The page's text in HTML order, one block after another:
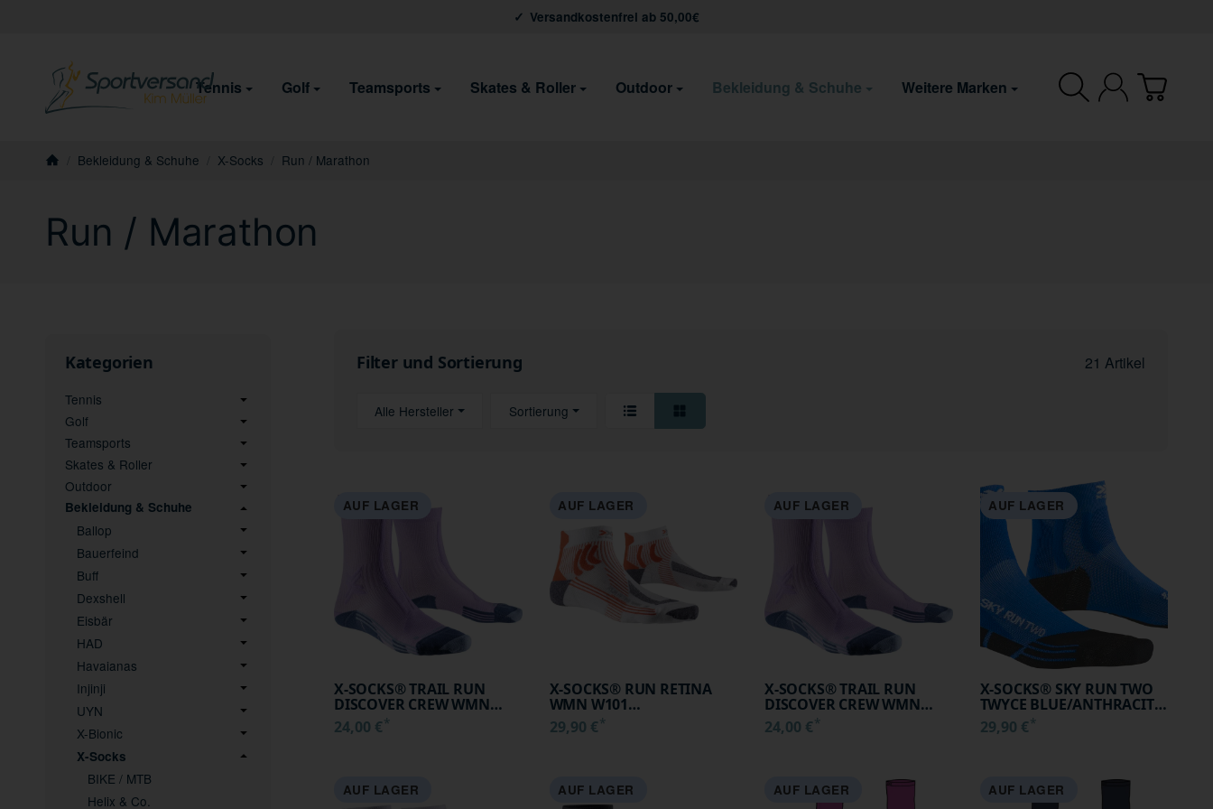
Versandkostenfrei ab 50,00€
Tennis Golf Teamsports Skates & Roller Outdoor Bekleidung & Schuhe Weitere Marken
Bekleidung & Schuhe X-Socks Run / Marathon
Run / Marathon
Filter und Sortierung 21 Artikel
Alle Hersteller Sortierung
AUF LAGER
X-SOCKS® TRAIL RUN
DISCOVER CREW WMN
ORCHID/SUNSET BLUE
SIZE 41-42
24,00 €*
AUF LAGER
X-SOCKS® RUN RETINA
WMN W101
WHITE/ORANGE 41-42
29,90 €*
AUF LAGER
X-SOCKS® TRAIL RUN
DISCOVER CREW WMN
ORCHID/SUNSET BLUE
SIZE 35-36
24,00 €*
AUF LAGER
X-SOCKS® SKY RUN TWO
TWYCE BLUE/ANTHRACITE
35-38
29,90 €*
AUF LAGER AUF LAGER AUF LAGER AUF LAGER
Kategorien
Tennis
Golf
Teamsports
Skates & Roller
Outdoor
Bekleidung & Schuhe
Ballop
Bauerfeind
Buff
Dexshell
Eisbär
HAD
Havaianas
Injinji
UYN
X-Bionic
X-Socks
BIKE / MTB
Helix & Co.